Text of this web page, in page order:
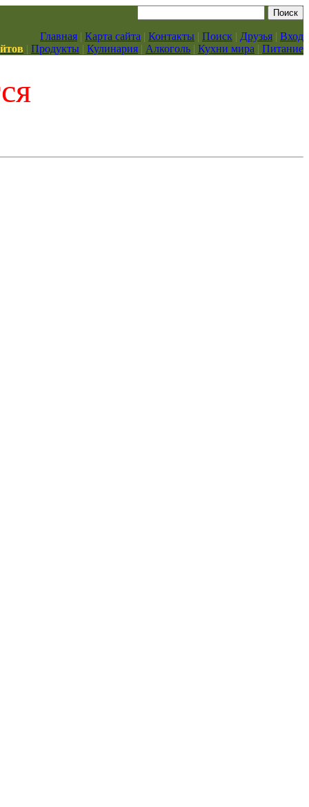
Главная | Карта сайта | Контакты | Поиск | Друзья | Вход
| Продукты | Кулинария | Алкоголь | Кухни мира | Питание